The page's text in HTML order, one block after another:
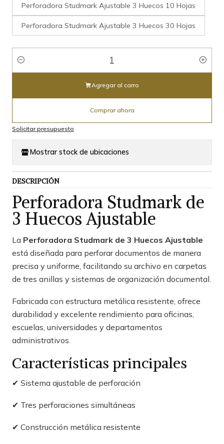
Perforadora Studmark Ajustable 3 Huecos 10 Hojas
Perforadora Studmark Ajustable 3 Huecos 30 Hojas
Cantidad
Agregar al carro
Comprar ahora
Solicitar presupuesto
Mostrar stock de ubicaciones
DESCRIPCIÓN
Perforadora Studmark de
3 Huecos Ajustable
La Perforadora Studmark de 3 Huecos Ajustable
está diseñada para perforar documentos de manera
precisa y uniforme, facilitando su archivo en carpetas
de tres anillas y sistemas de organización documental.
Fabricada con estructura metálica resistente, ofrece
durabilidad y excelente rendimiento para oficinas,
escuelas, universidades y departamentos
administrativos.
Características principales
✔ Sistema ajustable de perforación
✔ Tres perforaciones simultáneas
✔ Construcción metálica resistente